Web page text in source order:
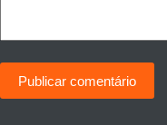
Publicar comentário